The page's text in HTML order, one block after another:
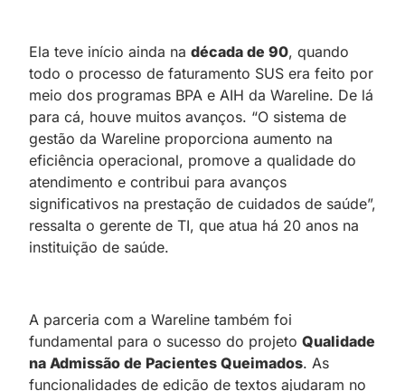
Ela teve início ainda na década de 90, quando
todo o processo de faturamento SUS era feito por
meio dos programas BPA e AIH da Wareline. De lá
para cá, houve muitos avanços. “O sistema de
gestão da Wareline proporciona aumento na
eficiência operacional, promove a qualidade do
atendimento e contribui para avanços
significativos na prestação de cuidados de saúde”,
ressalta o gerente de TI, que atua há 20 anos na
instituição de saúde.
A parceria com a Wareline também foi
fundamental para o sucesso do projeto Qualidade
na Admissão de Pacientes Queimados. As
funcionalidades de edição de textos ajudaram no